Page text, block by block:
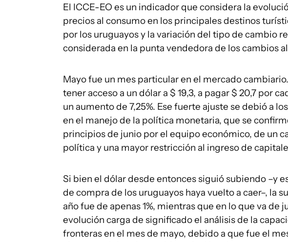
El ICCE-EO es un indicador que considera la
precios al consumo en los principales destinos
por los uruguayos y la variación del tipo de cambio
considerada en la punta vendedora de los cambios
Mayo fue un mes particular en el mercado
tener acceso a un dólar a $ 19,3, a pagar $ 20,7 por
un aumento de 7,25%. Ese fuerte ajuste se debió a
en el manejo de la política monetaria, que se
principios de junio por el equipo económico, de un
política y una mayor restricción al ingreso de
Si bien el dólar desde entonces siguió subiendo –y
de compra de los uruguayos haya vuelto a caer–, la
año fue de apenas 1%, mientras que en lo que va de
evolución carga de significado el análisis de la
fronteras en el mes de mayo, debido a que fue el